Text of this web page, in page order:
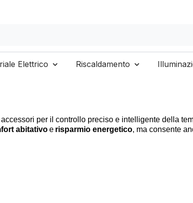
Elettrico Riscaldamento
per il controllo preciso e intelligente della
abitativoe risparmio energetico, ma consente